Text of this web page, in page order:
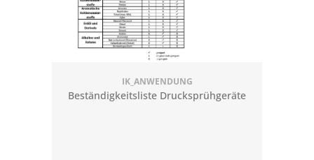
IK_ANWENDUNG
Beständigkeitsliste Drucksprühgeräte